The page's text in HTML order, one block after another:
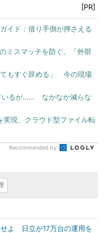
[PR]
イド：借り手側が押さえる
ミスマッチを防ぐ、「外部
てもすぐ辞める」 今の現場
いるが…… なかなか減らな
実現、クラウド型ファイル転
Recommended by
せよ 日立が17万台の運用を